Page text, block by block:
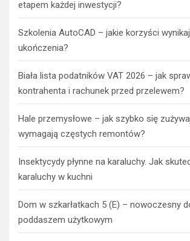
etapem każdej inwestycji?
Szkolenia AutoCAD – jakie korzyści
ukończenia?
Biała lista podatników VAT 2026 – jak
kontrahenta i rachunek przed przelewem?
Hale przemysłowe – jak szybko się
wymagają częstych remontów?
Insektycydy płynne na karaluchy. Jak
karaluchy w kuchni
Dom w szkarłatkach 5 (E) – nowoczesny
poddaszem użytkowym